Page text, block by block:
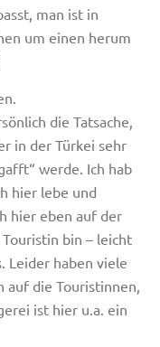
man ist in
um einen herum
die Tatsache,
in der Türkei sehr
werde. Ich hab
hier lebe und
hier eben auf der
bin – leicht
Leider haben viele
auf die Touristinnen,
ist hier u.a. ein